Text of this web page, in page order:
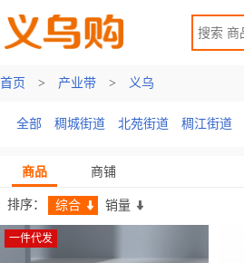
首页 > 产业带
全部 稠城街道 北苑街道 稠江街道
首页 > 产业带 > 义乌
商品 商铺
排序： 综合 销量
一件代发